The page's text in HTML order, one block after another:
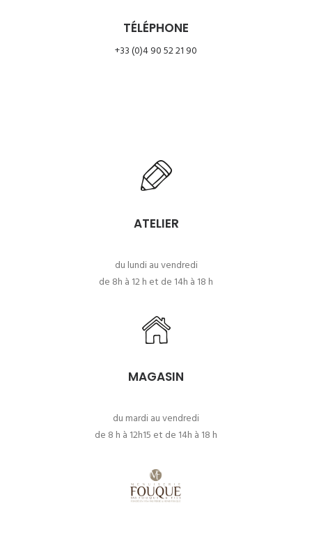
TÉLÉPHONE
+33 (0)4 90 52 21 90
ATELIER
du lundi au vendredi
de 8h à 12 h et de 14h à 18 h
MAGASIN
du mardi au vendredi
de 8 h à 12h15 et de 14h à 18 h